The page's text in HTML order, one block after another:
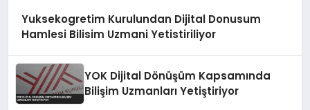
Yuksekogretim Kurulundan Dijital Donusum
Hamlesi Bilisim Uzmani Yetistiriliyor
YOK Dijital Dönüşüm Kapsamında
Bilişim Uzmanları Yetiştiriyor